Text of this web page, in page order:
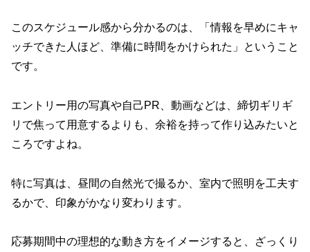
このスケジュール感から分かるのは、
「情報を早めにキャ
ッチできた人ほど、準備に時間をかけられた」
ということ
です。
エントリー用の写真や自己PR、動画などは、締切ギリギ
リで焦って用意するよりも、余裕を持って作り込みたいと
ころですよね。
特に写真は、昼間の自然光で撮るか、室内で照明を工夫す
るかで、印象がかなり変わります。
応募期間中の理想的な動き方をイメージすると、ざっくり